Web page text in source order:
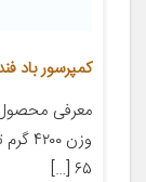
کمپرسور باد
۶۵ […]